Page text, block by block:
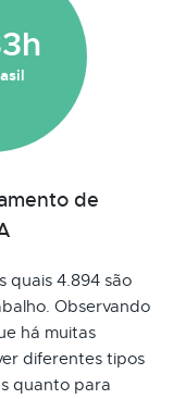
de
quais 4.894 são
Observando
há muitas
diferentes tipos
quanto para